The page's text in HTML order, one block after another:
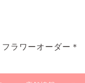
ラワーオーダー＊